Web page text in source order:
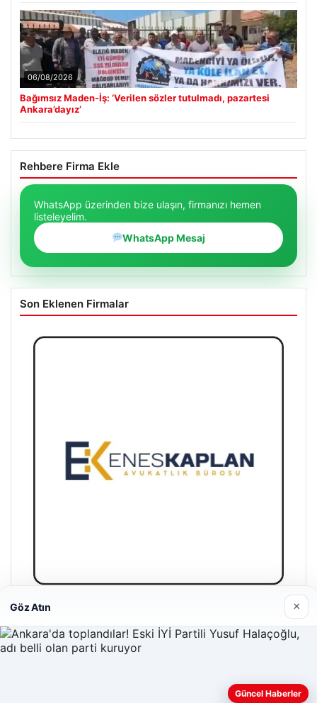
06/08/2026
Bağımsız Maden-İş: ‘Verilen sözler tutulmadı, pazartesi
Ankara’dayız’
Rehbere Firma Ekle
WhatsApp üzerinden bize ulaşın, firmanızı hemen
listeleyelim.
WhatsApp Mesaj
Son Eklenen Firmalar
Enes Kaplan Avukatlık Bürosu
28/04/2026
Göz Atın ×
Güncel Haberler